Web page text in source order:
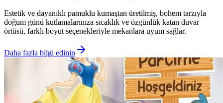
Estetik ve dayanıklı pamuklu kumaştan üretilmiş, bohem tarzıyla
doğum günü kutlamalarınıza sıcaklık ve özgünlük katan duvar
örtüsü, farklı boyut seçenekleriyle mekanlara uyum sağlar.
Daha fazla bilgi edinin